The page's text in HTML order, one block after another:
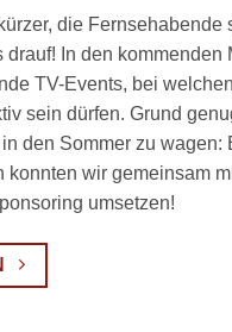
die Fernsehabende
drauf! In den kommenden
TV-Events, bei
sein dürfen. Grund
den Sommer zu wagen:
konnten wir gemeinsam
umsetzen!